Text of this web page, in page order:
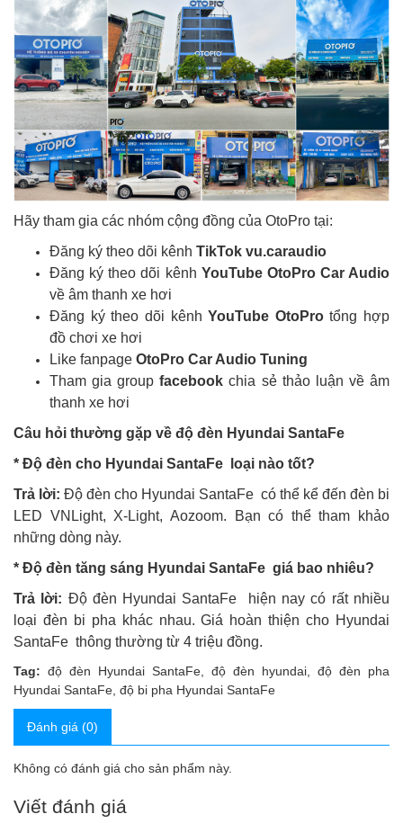
Hãy tham gia các nhóm cộng đồng của OtoPro tại:
Đăng ký theo dõi kênh TikTok vu.caraudio
Đăng ký theo dõi kênh YouTube OtoPro Car Audio
về âm thanh xe hơi
Đăng ký theo dõi kênhYouTube OtoProtổng hợp
đồ chơi xe hơi
Like fanpage OtoPro Car Audio Tuning
Tham gia groupfacebook chia sẻ thảo luận về âm
thanh xe hơi
Câu hỏi thường gặp về độ đèn Hyundai SantaFe
* Độ đèn cho Hyundai SantaFe loại nào tốt?
Trả lời: Độ đèn cho Hyundai SantaFe có thể kể đến đèn bi
LED VNLight, X-Light, Aozoom. Bạn có thể tham khảo
những dòng này.
* Độ đèn tăng sáng Hyundai SantaFe giá bao nhiêu?
Trả lời: Độ đèn Hyundai SantaFe hiện nay có rất nhiều
loại đèn bi pha khác nhau. Giá hoàn thiện cho Hyundai
SantaFe thông thường từ 4 triệu đồng.
Tag: độ đèn Hyundai SantaFe độ đèn hyundai
độ đèn pha
Hyundai SantaFe độ bi pha Hyundai SantaFe
Đánh giá (0)
Không có đánh giá cho sản phẩm này.
Viết đánh giá